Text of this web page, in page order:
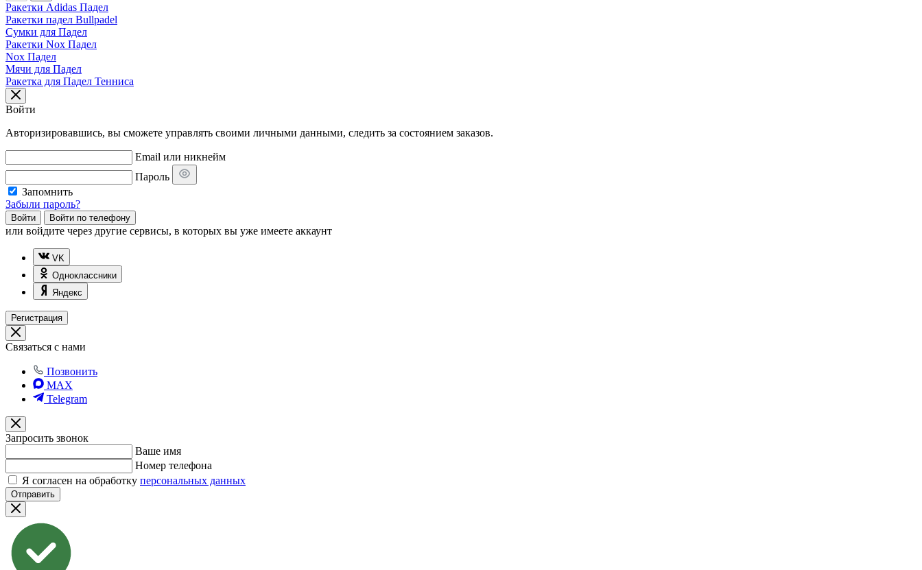
Ракетки Adidas Падел
Ракетки падел Bullpadel
Сумки для Падел
Ракетки Nox Падел
Nox Падел
Мячи для Падел
Ракетка для Падел Тенниса
Войти
Авторизировавшись, вы сможете управлять своими личными данными, следить за состоянием заказов.
Email или никнейм
Пароль
Запомнить
Забыли пароль?
Войти Войти по телефону
или войдите через другие сервисы, в которых вы уже имеете аккаунт
VK
Одноклассники
Яндекс
Регистрация
Связаться с нами
Позвонить
MAX
Telegram
Запросить звонок
Ваше имя
Номер телефона
Я согласен на обработку персональных данных
Отправить